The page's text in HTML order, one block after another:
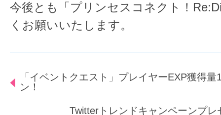
今後とも「プリンセスコネクト！
くお願いいたします。
「イベントクエスト」プレイヤーEXP獲得
ン！
Twitterトレンドキャンペーンプレ